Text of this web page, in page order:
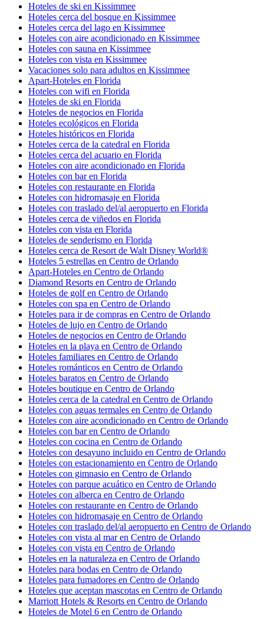
Hoteles de ski en Kissimmee
Hoteles cerca del bosque en Kissimmee
Hoteles cerca del lago en Kissimmee
Hoteles con aire acondicionado en Kissimmee
Hoteles con sauna en Kissimmee
Hoteles con vista en Kissimmee
Vacaciones solo para adultos en Kissimmee
Apart-Hoteles en Florida
Hoteles con wifi en Florida
Hoteles de ski en Florida
Hoteles de negocios en Florida
Hoteles ecológicos en Florida
Hoteles históricos en Florida
Hoteles cerca de la catedral en Florida
Hoteles cerca del acuario en Florida
Hoteles con aire acondicionado en Florida
Hoteles con bar en Florida
Hoteles con restaurante en Florida
Hoteles con hidromasaje en Florida
Hoteles con traslado del/al aeropuerto en Florida
Hoteles cerca de viñedos en Florida
Hoteles con vista en Florida
Hoteles de senderismo en Florida
Hoteles cerca de Resort de Walt Disney World®
Hoteles 5 estrellas en Centro de Orlando
Apart-Hoteles en Centro de Orlando
Diamond Resorts en Centro de Orlando
Hoteles de golf en Centro de Orlando
Hoteles con spa en Centro de Orlando
Hoteles para ir de compras en Centro de Orlando
Hoteles de lujo en Centro de Orlando
Hoteles de negocios en Centro de Orlando
Hoteles en la playa en Centro de Orlando
Hoteles familiares en Centro de Orlando
Hoteles románticos en Centro de Orlando
Hoteles baratos en Centro de Orlando
Hoteles boutique en Centro de Orlando
Hoteles cerca de la catedral en Centro de Orlando
Hoteles con aguas termales en Centro de Orlando
Hoteles con aire acondicionado en Centro de Orlando
Hoteles con bar en Centro de Orlando
Hoteles con cocina en Centro de Orlando
Hoteles con desayuno incluido en Centro de Orlando
Hoteles con estacionamiento en Centro de Orlando
Hoteles con gimnasio en Centro de Orlando
Hoteles con parque acuático en Centro de Orlando
Hoteles con alberca en Centro de Orlando
Hoteles con restaurante en Centro de Orlando
Hoteles con hidromasaje en Centro de Orlando
Hoteles con traslado del/al aeropuerto en Centro de Orlando
Hoteles con vista al mar en Centro de Orlando
Hoteles con vista en Centro de Orlando
Hoteles en la naturaleza en Centro de Orlando
Hoteles para bodas en Centro de Orlando
Hoteles para fumadores en Centro de Orlando
Hoteles que aceptan mascotas en Centro de Orlando
Marriott Hotels & Resorts en Centro de Orlando
Hoteles de Motel 6 en Centro de Orlando